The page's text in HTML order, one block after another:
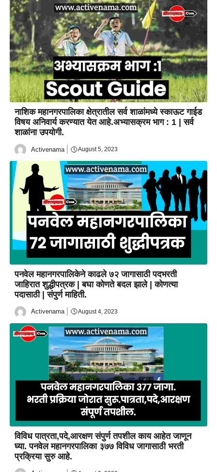
नाशिक महानगरपालिका क्षेत्रातील सर्व शाळांमध्ये स्काऊट गाईड
विषय अनिवार्य करण्यात येत आहे.अभ्यासक्रम भाग : 1 | सर्व
शाळांना उपयोगी.
Activenama August 5, 2023
पनवेल महानगरपालिकेने काढले ७२ जागासाठी पदभरती
जाहिरात शुद्धीपत्रक | बघा कोणते बदल झाले | कोणत्या
पदासाठी | संपुर्ण माहिती.
Activenama August 4, 2023
विविध पात्रता,पदे,आरक्षण संपुर्ण तपशील काय आहेत जाणून
घ्या. पनवेल महानगरपालिका ३७७ विविध जागासाठी भरती
प्रक्रिया सुरु आहे.